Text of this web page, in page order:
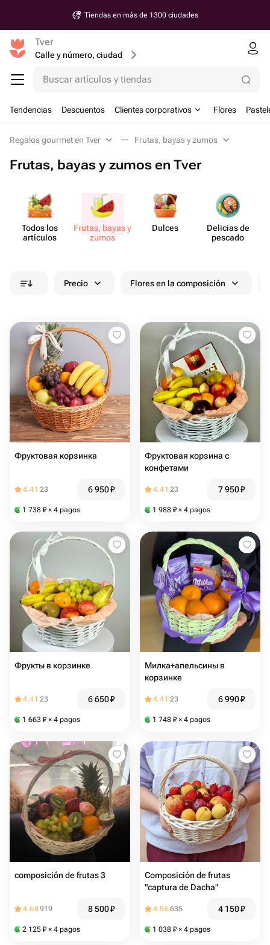
Tiendas en más de 1300 ciudades
Tver
Calle y número, ciudad
Buscar artículos y tiendas
Tendencias Descuentos Clientes corporativos Flores
Regalos gourmet en Tver Frutas, bayas y zumos
Frutas, bayas y zumos en Tver
Todos los
artículos
Frutas, bayas y
zumos
Dulces
Delicias de
pescado
Precio Flores en la composición
Фруктовая корзинка
4.41 23 6 950₽
1 738 ₽ × 4 pagos
Фруктовая корзина с
конфетами
4.41 23 7 950₽
1 988 ₽ × 4 pagos
Фрукты в корзинке
4.41 23 6 650₽
1 663 ₽ × 4 pagos
Милка+апельсины в
корзинке
4.41 23 6 990₽
1 748 ₽ × 4 pagos
composición de frutas 3
4.68919 8 500₽
2 125 ₽ × 4 pagos
Composición de frutas
"captura de Dacha"
4.56635 4 150₽
1 038 ₽ × 4 pagos